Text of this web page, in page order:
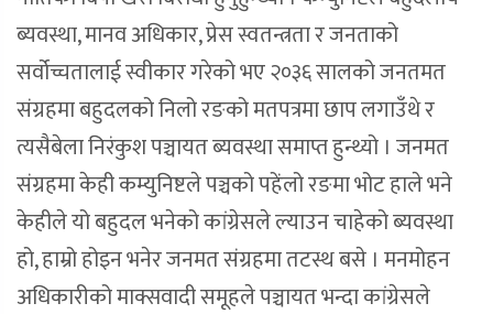
ब्यवस्था, मानव अधिकार, प्रेस स्वतन्त्रता र जनताको
सर्वोच्चतालाई स्वीकार गरेको भए २०३६ सालको जनतमत
संग्रहमा बहुदलको निलो रङको मतपत्रमा छाप लगाउँथे र
त्यसैबेला निरंकुश पञ्चायत ब्यवस्था समाप्त हुन्थ्यो । जनमत
संग्रहमा केही कम्युनिष्टले पञ्चको पहेंलो रङमा भोट हाले भने
केहीले यो बहुदल भनेको कांग्रेसले ल्याउन चाहेको ब्यवस्था
हो, हाम्रो होइन भनेर जनमत संग्रहमा तटस्थ बसे । मनमोहन
अधिकारीको माक्सवादी समूहले पञ्चायत भन्दा कांग्रेसले